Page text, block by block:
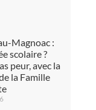
Magnoac :
scolaire ?
peur, avec la
la Famille